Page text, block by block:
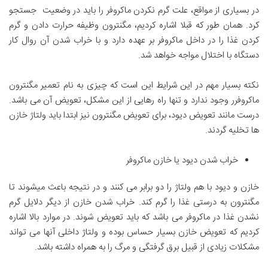
در بسیاری از مواقع، علت گرم نکردن ماکروفر را باید در وضعیت جستجو
کرد. همان طور که قبلا اشاره کردیم، مگنترون وظیفه حرارت دادن و گرم
کردن غذا را در داخل ماکروفر بر عهده دارد و با خراب شدن آن روال کار
دستگاه با اختلال مواجه خواهد شد.
نکته بسیار مهم در این شرایط این است که چیزی به نام تعمیر مگنترون
ماکروفرر وجود ندارد و تنها راه رهایی از این مشکل، تعویض آن می باشد.
درست مانند تعویض دیود، برای تعویض مگنترون نیز ابتدا باید ولتاژ خازن
ها تخلیه گردند.
خراب شدن دیود یا خازن ماکروفر
خازن و دیود با هم ولتاژ را دو برابر می کنند و در نتیجه باعث میشوند تا
مگنترون به درستی غذا را گرم کند. خراب شدن خازن از دیگر دلایل گرم
نشدن غذا در ماکروفر می باشد که باید تعویض شوند. در موارد بالا اشاره
کردیم که تعویض خازن بسیار حساس بوده و ولتاژ داخلی آنها می تواند
مشکلات زیادی از قبیل برق گرفتگی و مرگ را به همراه داشته باشد.